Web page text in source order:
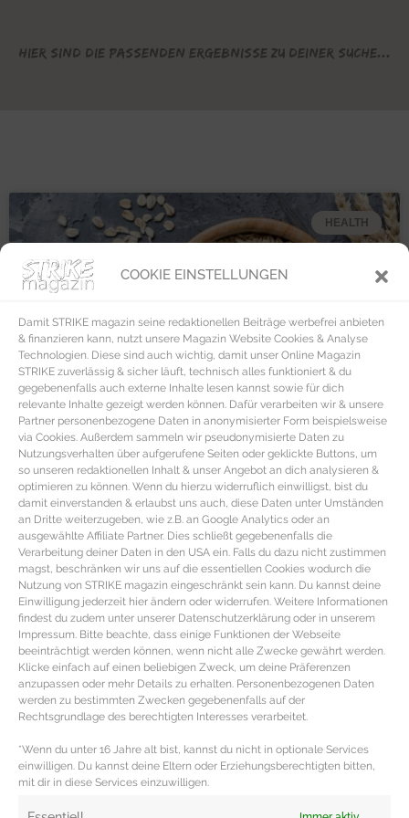
COOKIE EINSTELLUNGEN
Damit STRIKE magazin seine redaktionellen Beiträge werbefrei anbieten
& finanzieren kann, nutzt unsere Magazin Website Cookies & Analyse
Technologien. Diese sind auch wichtig, damit unser Online Magazin
STRIKE zuverlässig & sicher läuft, technisch alles funktioniert & du
gegebenenfalls auch externe Inhalte lesen kannst sowie für dich
relevante Inhalte gezeigt werden können. Dafür verarbeiten wir & unsere
Partner personenbezogene Daten in anonymisierter Form beispielsweise
via Cookies. Außerdem sammeln wir pseudonymisierte Daten zu
Nutzungsverhalten über aufgerufene Seiten oder geklickte Buttons, um
so unseren redaktionellen Inhalt & unser Angebot an dich analysieren &
optimieren zu können. Wenn du hierzu widerruflich einwilligst, bist du
damit einverstanden & erlaubst uns auch, diese Daten unter Umständen
an Dritte weiterzugeben, wie z.B. an Google Analytics oder an
ausgewählte Affiliate Partner. Dies schließt gegebenenfalls die
Verarbeitung deiner Daten in den USA ein. Falls du dazu nicht zustimmen
magst, beschränken wir uns auf die essentiellen Cookies wodurch die
Nutzung von STRIKE magazin eingeschränkt sein kann. Du kannst deine
Einwilligung jederzeit hier ändern oder widerrufen. Weitere Informationen
findest du zudem unter unserer Datenschutzerklärung oder in unserem
Impressum. Bitte beachte, dass einige Funktionen der Webseite
beeinträchtigt werden können, wenn nicht alle Zwecke gewährt werden.
Klicke einfach auf einen beliebigen Zweck, um deine Präferenzen
anzupassen oder mehr Details zu erhalten. Personenbezogenen Daten
werden zu bestimmten Zwecken gegebenenfalls auf der
Rechtsgrundlage des berechtigten Interesses verarbeitet.
*Wenn du unter 16 Jahre alt bist, kannst du nicht in optionale Services
einwilligen. Du kannst deine Eltern oder Erziehungsberechtigten bitten,
mit dir in diese Services einzuwilligen.
Hier sind die passenden Ergebnisse zu deiner Suche...
HEALTH
SUPERFOOD HAFER – Fakten, Wirkung
und Verzehrtipps
Verzehrtipps Hafer Fakten & Herkunft Hafer ist ein
heimisches Superfood und längst kein